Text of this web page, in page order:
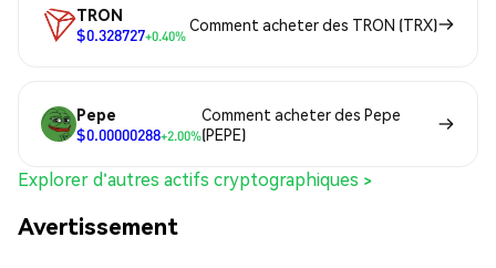
TRON
$0.328727+0.40%
Comment acheter des TRON (TRX)
Pepe
$0.00000288+2.00%
Comment acheter des Pepe
(PEPE)
Explorer d'autres actifs cryptographiques >
Avertissement